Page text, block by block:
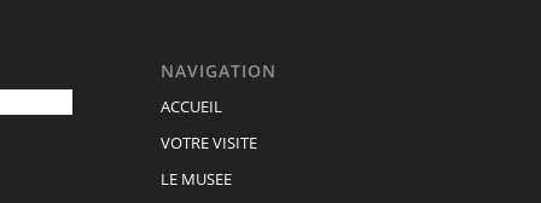
NAVIGATION
ACCUEIL
VOTRE VISITE
LE MUSEE